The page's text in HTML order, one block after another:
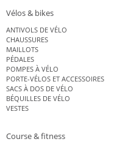
Vélos & bikes
ANTIVOLS DE VÉLO
CHAUSSURES
MAILLOTS
PÉDALES
POMPES À VÉLO
PORTE-VÉLOS ET ACCESSOIRES
SACS À DOS DE VÉLO
BÉQUILLES DE VÉLO
VESTES
Course & fitness